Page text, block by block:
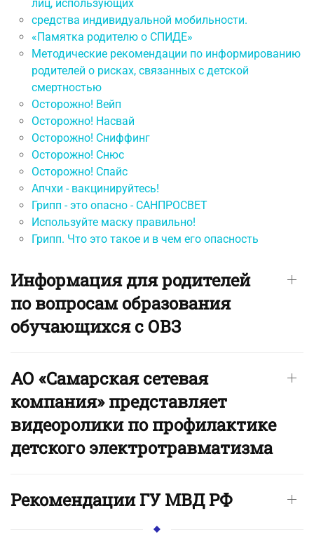
лиц, использующих
средства индивидуальной мобильности.
«Памятка родителю о СПИДЕ»
Методические рекомендации по информированию
родителей о рисках, связанных с детской
смертностью
Осторожно! Вейп
Осторожно! Насвай
Осторожно! Сниффинг
Осторожно! Снюс
Осторожно! Спайс
Апчхи - вакцинируйтесь!
Грипп - это опасно - САНПРОСВЕТ
Используйте маску правильно!
Грипп. Что это такое и в чем его опасность
Информация для родителей
по вопросам образования
обучающихся с ОВЗ
АО «Самарская сетевая
компания» представляет
видеоролики по профилактике
детского электротравматизма
Рекомендации ГУ МВД РФ